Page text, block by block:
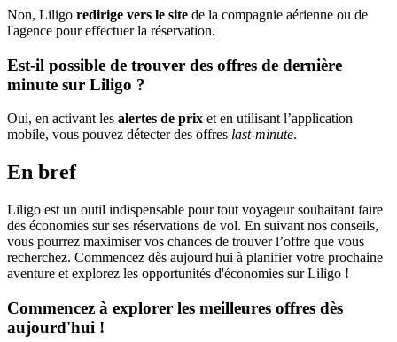
Non, Liligo redirige vers le site de la compagnie aérienne ou de
l'agence pour effectuer la réservation.
Est-il possible de trouver des offres de dernière
minute sur Liligo ?
Oui, en activant les alertes de prix et en utilisant l’application
mobile, vous pouvez détecter des offres last-minute.
En bref
Liligo est un outil indispensable pour tout voyageur souhaitant faire
des économies sur ses réservations de vol. En suivant nos conseils,
vous pourrez maximiser vos chances de trouver l’offre que vous
recherchez. Commencez dès aujourd'hui à planifier votre prochaine
aventure et explorez les opportunités d'économies sur Liligo !
Commencez à explorer les meilleures offres dès
aujourd'hui !